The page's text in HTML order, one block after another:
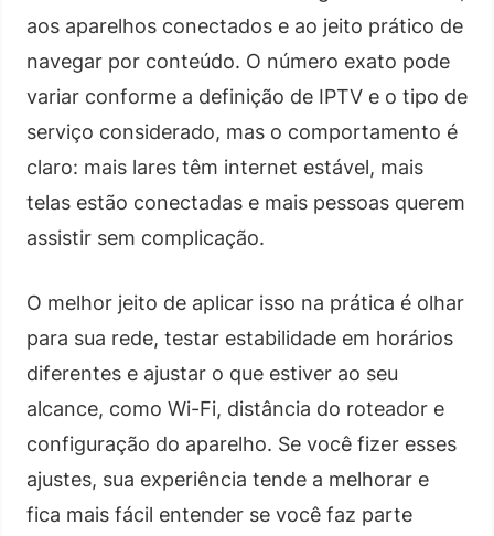
aos aparelhos conectados e ao jeito prático de
navegar por conteúdo. O número exato pode
variar conforme a definição de IPTV e o tipo de
serviço considerado, mas o comportamento é
claro: mais lares têm internet estável, mais
telas estão conectadas e mais pessoas querem
assistir sem complicação.
O melhor jeito de aplicar isso na prática é olhar
para sua rede, testar estabilidade em horários
diferentes e ajustar o que estiver ao seu
alcance, como Wi-Fi, distância do roteador e
configuração do aparelho. Se você fizer esses
ajustes, sua experiência tende a melhorar e
fica mais fácil entender se você faz parte